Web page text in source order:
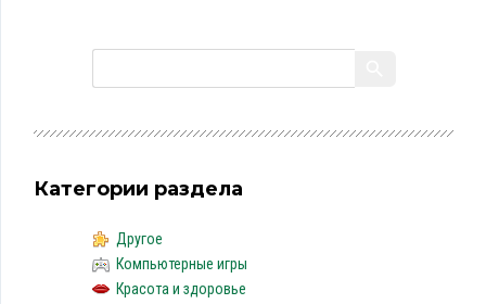
Категории раздела
Другое
Компьютерные игры
Красота и здоровье